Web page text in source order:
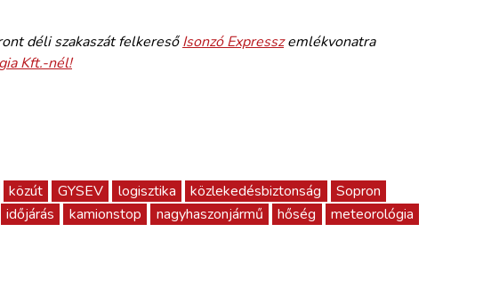
déli szakaszát felkeresőIsonzó Expresszemlékvonatra
Kft.-nél!
közút GYSEV logisztika közlekedésbiztonság
Sopron
időjárás kamionstop nagyhaszonjármű hőség
meteorológia